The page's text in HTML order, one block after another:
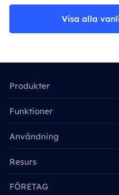
Visa alla
Produkter
Funktioner
Användning
Resurs
FÖRETAG